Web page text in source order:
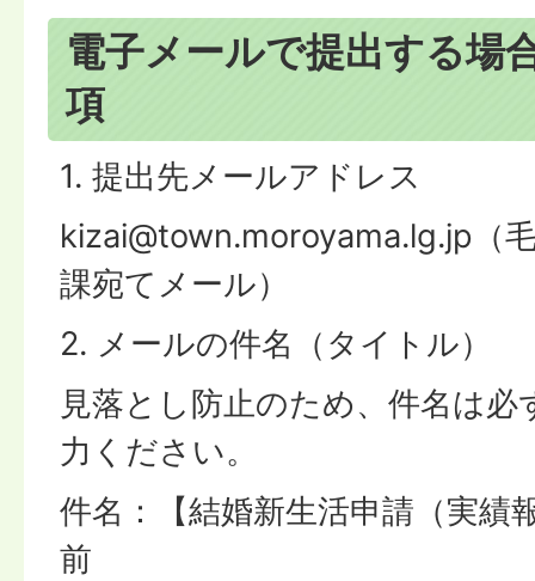
電子メールで提出する場
項
1. 提出先メールアドレス
kizai@town.moroyama.lg.jp（
課宛てメール）
2. メールの件名（タイトル）
見落とし防止のため、件名は
力ください。
件名：【結婚新生活申請（実績
前